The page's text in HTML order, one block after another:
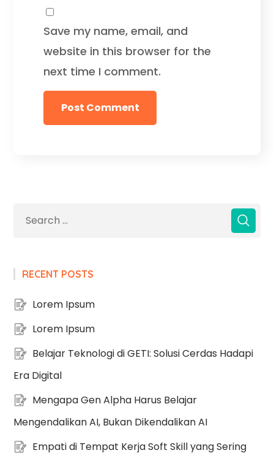
Save my name, email, and
website in this browser for the
next time I comment.
RECENT POSTS
Lorem Ipsum
Lorem Ipsum
Belajar Teknologi di GETI: Solusi Cerdas Hadapi
Era Digital
Mengapa Gen Alpha Harus Belajar
Mengendalikan AI, Bukan Dikendalikan AI
Empati di Tempat Kerja Soft Skill yang Sering